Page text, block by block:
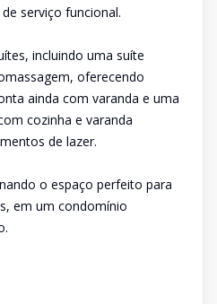
serviço funcional.
incluindo uma suíte
oferecendo
ainda com varanda e uma
cozinha e varanda
de lazer.
o espaço perfeito para
em um condomínio